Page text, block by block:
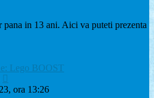
in 13 ani. Aici va puteti prezenta
Lego BOOST
ultimul
ora 13:26